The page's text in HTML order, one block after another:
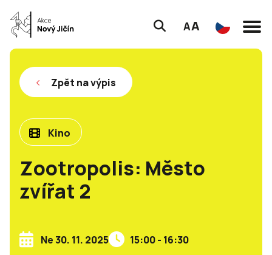
AA
Zpět na výpis
Kino
Zootropolis: Město
zvířat 2
Ne 30. 11. 2025
15:00 - 16:30